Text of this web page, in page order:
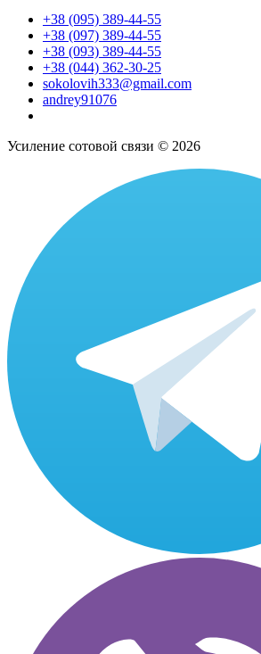
+38 (095) 389-44-55
+38 (097) 389-44-55
+38 (093) 389-44-55
+38 (044) 362-30-25
sokolovih333@gmail.com
andrey91076
Усиление сотовой связи © 2026